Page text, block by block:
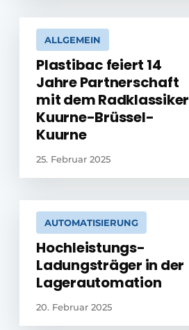
ALLGEMEIN
Plastibac feiert 14
Jahre Partnerschaft
mit dem Radklassiker
Kuurne-Brüssel-
Kuurne
25. Februar 2025
AUTOMATISIERUNG
Hochleistungs-
Ladungsträger in der
Lagerautomation
20. Februar 2025